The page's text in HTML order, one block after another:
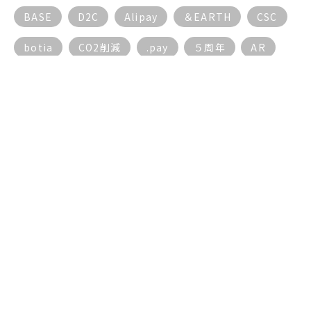
BASE D2C Alipay ＆EARTH CSC
botia CO2削減 .pay ５周年 AR